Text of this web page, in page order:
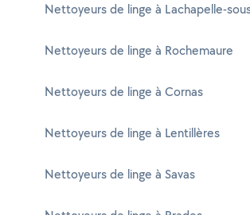
Nettoyeurs de linge à Lachapelle-
Nettoyeurs de linge à Rochemaure
Nettoyeurs de linge à Cornas
Nettoyeurs de linge à Lentillères
Nettoyeurs de linge à Savas